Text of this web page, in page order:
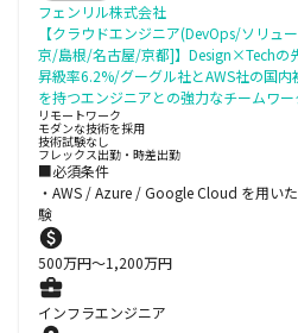
フェンリル株式会社
【クラウドエンジニア(DevOps/ソリュ
京/島根/名古屋/京都]】Design×Techの
昇級率6.2%/グーグル社とAWS社の国
を持つエンジニアとの強力なチームワー
リモートワーク
モダンな技術を採用
技術試験なし
フレックス出勤・時差出勤
■必須条件
・AWS / Azure / Google Cloud を用い
験
500万円〜1,200万円
インフラエンジニア